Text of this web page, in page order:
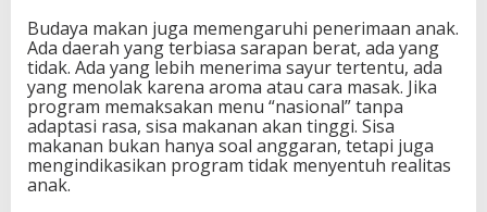
Budaya makan juga memengaruhi penerimaan anak.
Ada daerah yang terbiasa sarapan berat, ada yang
tidak. Ada yang lebih menerima sayur tertentu, ada
yang menolak karena aroma atau cara masak. Jika
program memaksakan menu “nasional” tanpa
adaptasi rasa, sisa makanan akan tinggi. Sisa
makanan bukan hanya soal anggaran, tetapi juga
mengindikasikan program tidak menyentuh realitas
anak.